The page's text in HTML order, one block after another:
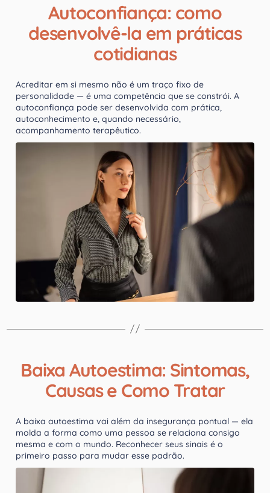
Autoconfiança: como
desenvolvê-la em práticas
cotidianas
Acreditar em si mesmo não é um traço fixo de
personalidade — é uma competência que se constrói. A
autoconfiança pode ser desenvolvida com prática,
autoconhecimento e, quando necessário,
acompanhamento terapêutico.
Baixa Autoestima: Sintomas,
Causas e Como Tratar
A baixa autoestima vai além da insegurança pontual — ela
molda a forma como uma pessoa se relaciona consigo
mesma e com o mundo. Reconhecer seus sinais é o
primeiro passo para mudar esse padrão.